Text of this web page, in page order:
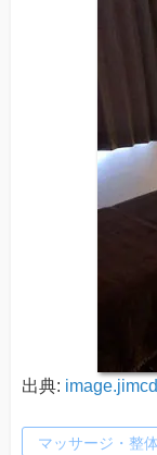
出典:
マッサージ・整